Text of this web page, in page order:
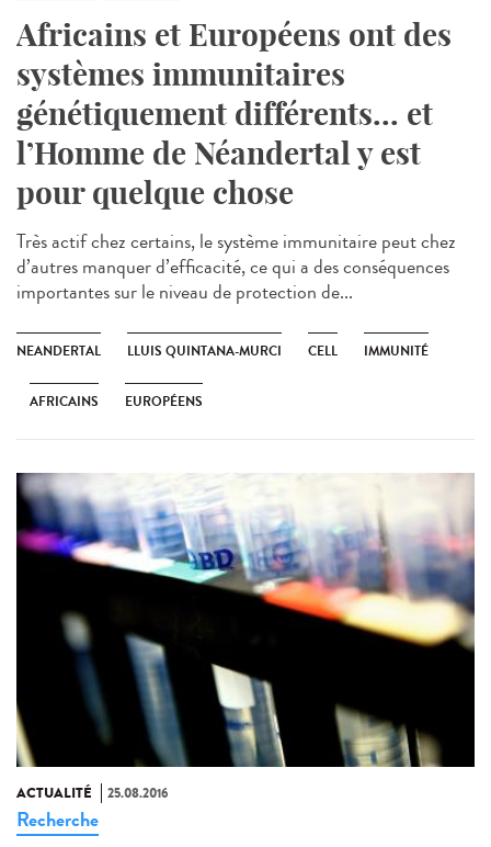
Africains et Européens ont des
systèmes immunitaires
génétiquement différents... et
l’Homme de Néandertal y est
pour quelque chose
Très actif chez certains, le système immunitaire peut chez
d’autres manquer d’efficacité, ce qui a des conséquences
importantes sur le niveau de protection de...
NEANDERTAL LLUIS QUINTANA-MURCI CELL IMMUNITÉ
AFRICAINS EUROPÉENS
ACTUALITÉ 25.08.2016
Recherche